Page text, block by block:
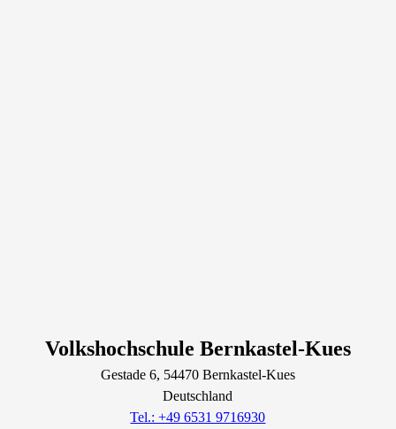
Volkshochschule Bernkastel-Kues
Gestade 6, 54470 Bernkastel-Kues
Deutschland
Tel.: +49 6531 9716930